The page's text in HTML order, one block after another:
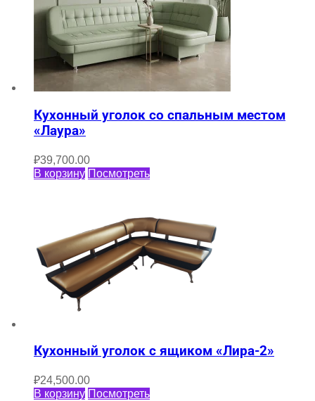
Кухонный уголок со спальным местом
«Лаура»
₽39,700.00
В корзину Посмотреть
Кухонный уголок с ящиком «Лира-2»
₽24,500.00
В корзину Посмотреть